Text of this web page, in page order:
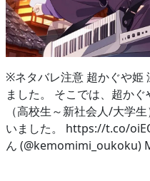
※ネタバレ注意 超かぐや姫
ました。 そこでは、超か
（高校生～新社会人/大学
いました。 https://t.co/
ん (@kemomimi_oukoku)